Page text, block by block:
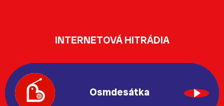
INTERNETOVÁ HITRÁDIA
Osmdesátka